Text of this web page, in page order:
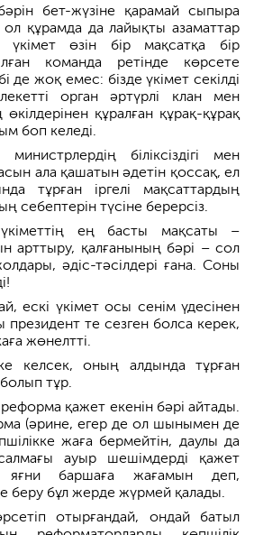
бет-жүзіне қарамай сыпыра
құрамда да лайықты азаматтар
өзін бір мақсатқа бір
команда ретінде көрсете
жоқ емес: бізде үкімет секілді
орган әртүрлі клан мен
құралған құрақ-құрақ
боп келеді.
біліксіздігі мен
ала қашатын әдетін қоссақ, ел
тұрған іргелі мақсаттардың
себептерін түсіне берерсіз.
ең басты мақсаты –
арттыру, қалғанының бәрі – сол
әдіс-тәсілдері ғана. Соны
ескі үкімет осы сенім үдесінен
те сезген болса керек,
жөнелтті.
келсек, оның алдында тұрған
тұр.
қажет екенін бәрі айтады.
(әрине, егер де ол шынымен де
жаға бермейтін, даулы да
ауыр шешімдерді қажет
яғни баршаға жағамын деп,
беру бұл жерде жүрмей қалады.
отырғандай, ондай батыл